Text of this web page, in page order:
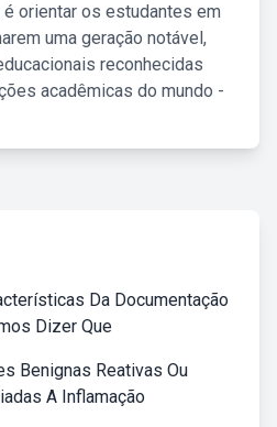
orientar os estudantes em
uma geração notável,
reconhecidas
acadêmicas do mundo -
Da Documentação
Dizer Que
Benignas Reativas Ou
A Inflamação